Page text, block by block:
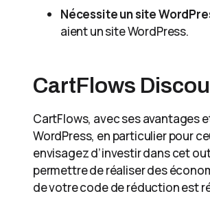
Nécessite un site
aient un site WordPress.
CartFlows
CartFlows, avec ses avantages
WordPress, en particulier pour
envisagez d’investir dans cet
permettre de réaliser des
de votre code de réduction est